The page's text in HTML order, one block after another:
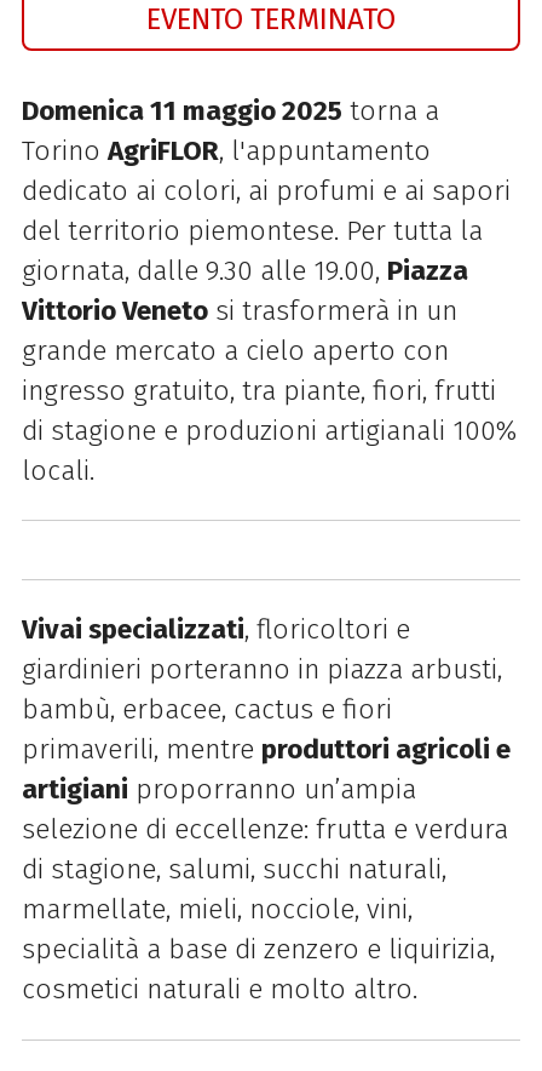
EVENTO TERMINATO
Domenica 11 maggio 2025 torna a
TorinoAgriFLOR, l'appuntamento
dedicato ai colori, ai profumi e ai sapori
del territorio piemontese. Per tutta la
giornata, dalle 9.30 alle 19.00, Piazza
Vittorio Venetosi trasformerà in un
grande mercato a cielo aperto con
ingresso gratuito, tra piante, fiori, frutti
di stagione e produzioni artigianali 100%
locali.
Vivai specializzati, floricoltori e
giardinieri porteranno in piazza arbusti,
bambù, erbacee, cactus e fiori
primaverili, mentre produttori agricoli e
artigiani proporranno un’ampia
selezione di eccellenze: frutta e verdura
di stagione, salumi, succhi naturali,
marmellate, mieli, nocciole, vini,
specialità a base di zenzero e liquirizia,
cosmetici naturali e molto altro.